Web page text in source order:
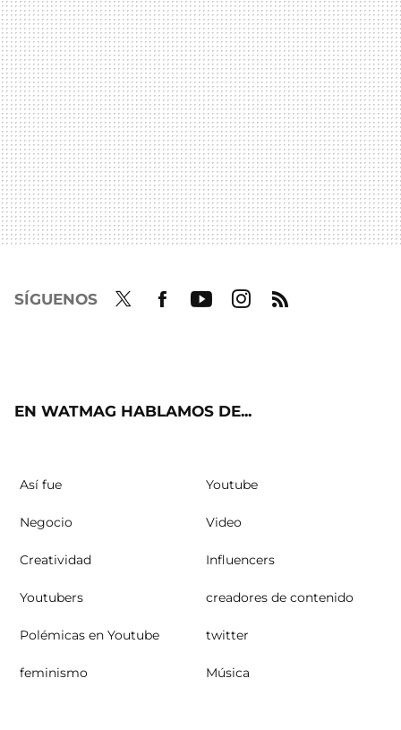
SÍGUENOS
EN WATMAG HABLAMOS DE...
Así fue Youtube
Negocio Video
Creatividad Influencers
Youtubers creadores de contenido
Polémicas en Youtube twitter
feminismo Música